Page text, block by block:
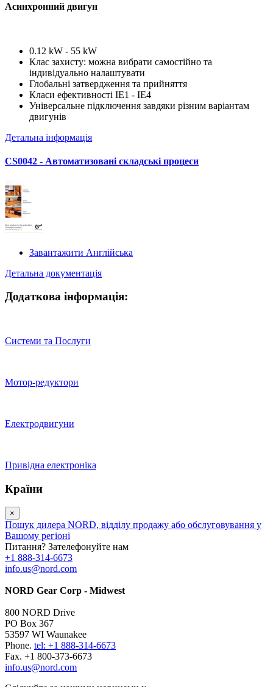
Асинхронний двигун
0.12 kW - 55 kW
Клас захисту: можна вибрати самостійно та
індивідуально налаштувати
Глобальні затвердження та прийняття
Класи ефективності IE1 - IE4
Універсальне підключення завдяки різним варіантам
двигунів
Детальна інформація
CS0042 - Автоматизовані складські процеси
Завантажити Англійська
Детальна документація
Додаткова інформація:
Системи та Послуги
Мотор-редуктори
Електродвигуни
Привідна електроніка
Країни
×
Пошук дилера NORD, відділу продажу або обслуговування у
Вашому регіоні
Питання? Зателефонуйте нам
+1 888-314-6673
info.us@nord.com
NORD Gear Corp - Midwest
800 NORD Drive
PO Box 367
53597 WI Waunakee
Phone. tel: +1 888-314-6673
Fax. +1 800-373-6673
info.us@nord.com